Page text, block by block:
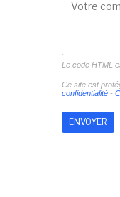
Le code HTML
Ce site est
confidentialité-